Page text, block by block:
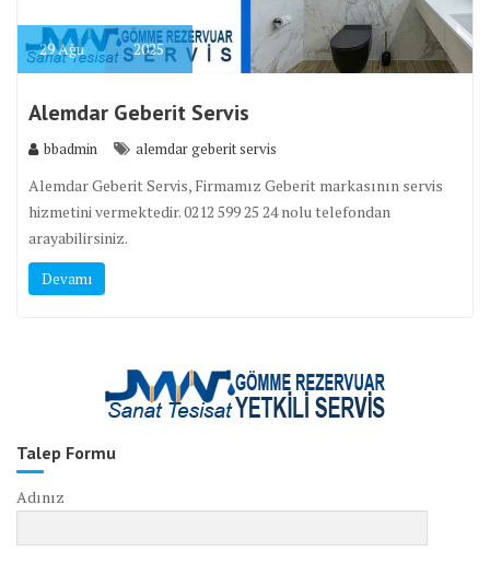
29Ağu 2025
Alemdar Geberit Servis
bbadmin alemdar geberit servis
Alemdar Geberit Servis, Firmamız Geberit markasının servis
hizmetini vermektedir. 0212 599 25 24 nolu telefondan
arayabilirsiniz.
Devamı
Talep Formu
Adınız